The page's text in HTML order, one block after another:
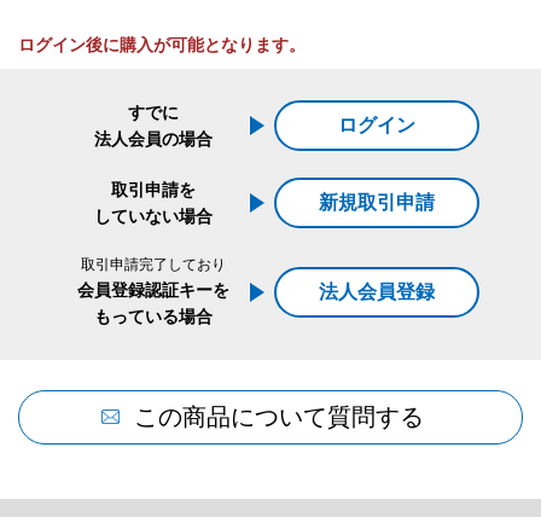
ログイン後に購入が可能となります。
すでに
法人会員の場合
ログイン
取引申請を
していない場合
新規取引申請
取引申請完了しており
会員登録認証キーを
もっている場合
法人会員登録
この商品について質問する